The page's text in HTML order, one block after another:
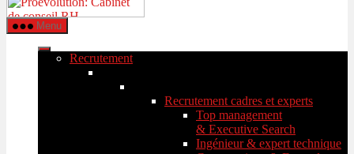
contenu
Menu
Recrutement
Recrutement cadres et experts
Top management
& Executive Search
Ingénieur & expert technique